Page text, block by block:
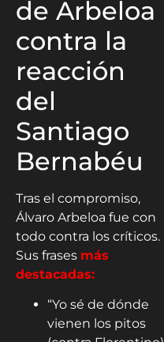
de Arbeloa
contra la
reacción
del
Santiago
Bernabéu
Tras el compromiso,
Álvaro Arbeloa fue con
todo contra los críticos.
Sus frases más
destacadas:
“Yo sé de dónde
vienen los pitos